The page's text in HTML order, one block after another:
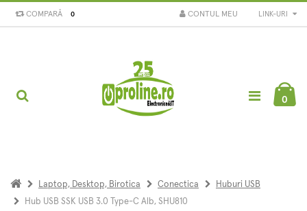
COMPARĂ 0 LINK-URI
CONTUL MEU
0
Laptop, Desktop, Birotica Conectica
Huburi USB
Hub USB SSK USB 3.0 Type-C Alb, SHU810